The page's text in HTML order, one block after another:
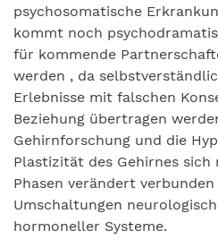
psychosomatische
kommt noch
für kommende
werden , da
Erlebnisse mit falschen
Beziehung übertragen
Gehirnforschung und die
Plastizität des Gehirnes sich
Phasen verändert
Umschaltungen
hormoneller Systeme.